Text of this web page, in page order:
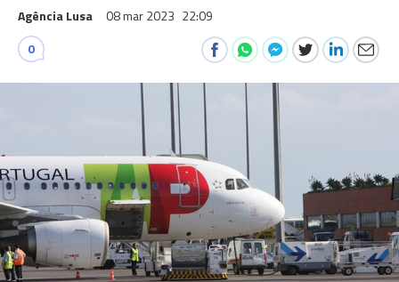
Agência Lusa 08 mar 2023 22:09
0